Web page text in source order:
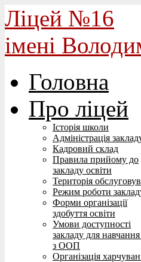
Ліцей №16
імені
Головна
Про ліцей
Історія школи
Адміністрація
Кадровий склад
Правила прийому до
закладу освіти
Територія
Режим роботи
Форми організації
здобуття освіти
Умови доступності
закладу для навчання
з ООП
Організація